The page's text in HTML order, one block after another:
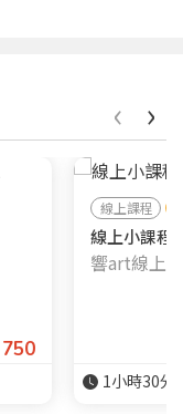
750
線上課程
線上小課程
響art線上
1小時30分
‹ ›